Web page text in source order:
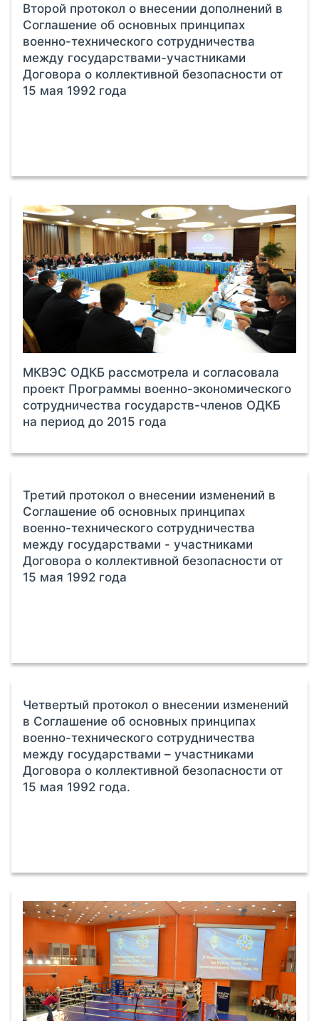
Второй протокол о внесении дополнений в
Соглашение об основных принципах
военно-технического сотрудничества
между государствами-участниками
Договора о коллективной безопасности от
15 мая 1992 года
МКВЭС ОДКБ рассмотрела и согласовала
проект Программы военно-экономического
сотрудничества государств-членов ОДКБ
на период до 2015 года
Третий протокол о внесении изменений в
Соглашение об основных принципах
военно-технического сотрудничества
между государствами - участниками
Договора о коллективной безопасности от
15 мая 1992 года
Четвертый протокол о внесении изменений
в Соглашение об основных принципах
военно-технического сотрудничества
между государствами – участниками
Договора о коллективной безопасности от
15 мая 1992 года.